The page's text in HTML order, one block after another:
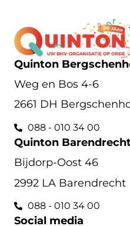
Quinton
Weg en Bos 4-6
2661 DH
088 - 010 34 00
Quinton
Bijdorp-Oost 46
2992 LA Barendrecht
088 - 010 34 00
Social media